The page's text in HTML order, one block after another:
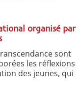
organisé par
sont
les réflexions
des jeunes, qui